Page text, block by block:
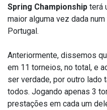
Spring Championship terá
maior alguma vez dada
Portugal.
Anteriormente, dissemos
em 11 torneios, no total, e
ser verdade, por outro lado
todos. Jogando apenas 3
prestações em cada um